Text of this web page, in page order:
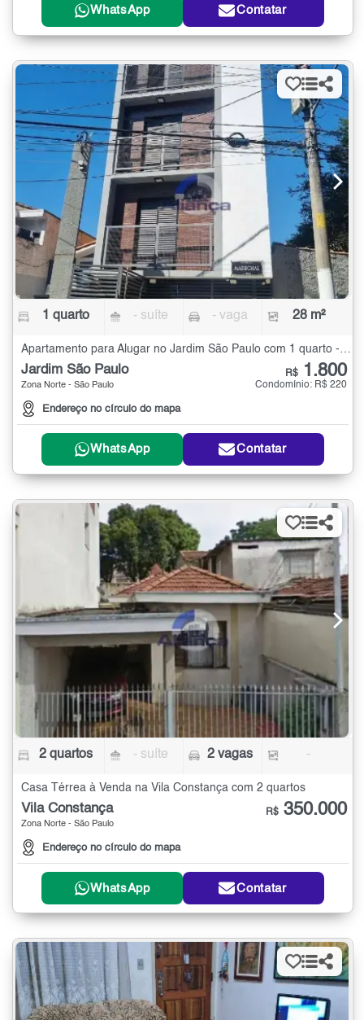
WhatsApp Contatar
1 quarto - suíte - vaga 28 m²
Jardim São Paulo
Zona Norte - São Paulo
Endereço no círculo do mapa
R$ 1.800
Condomínio: R$ 220
WhatsApp Contatar
2 quartos - suíte 2 vagas -
Casa Térrea à Venda na Vila Constança com 2 quartos
Vila Constança
Zona Norte - São Paulo
Endereço no círculo do mapa
R$ 350.000
WhatsApp Contatar